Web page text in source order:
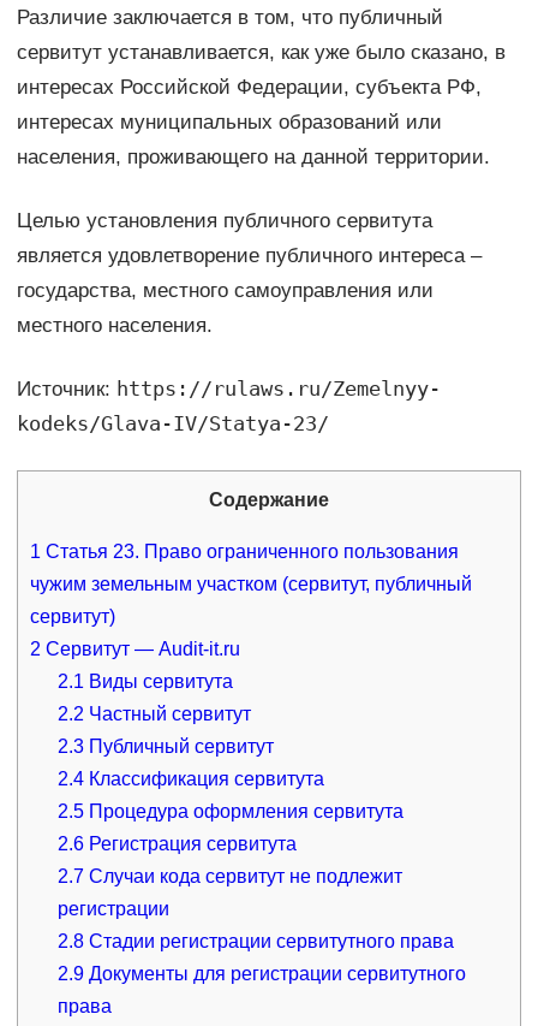
Различие заключается в том, что публичный
сервитут устанавливается, как уже было сказано, в
интересах Российской Федерации, субъекта РФ,
интересах муниципальных образований или
населения, проживающего на данной территории.
Целью установления публичного сервитута
является удовлетворение публичного интереса –
государства, местного самоуправления или
местного населения.
Источник: https://rulaws.ru/Zemelnyy-
kodeks/Glava-IV/Statya-23/
Содержание
1 Статья 23. Право ограниченного пользования
чужим земельным участком (сервитут, публичный
сервитут)
2 Сервитут — Audit-it.ru
2.1 Виды сервитута
2.2 Частный сервитут
2.3 Публичный сервитут
2.4 Классификация сервитута
2.5 Процедура оформления сервитута
2.6 Регистрация сервитута
2.7 Случаи кода сервитут не подлежит
регистрации
2.8 Стадии регистрации сервитутного права
2.9 Документы для регистрации сервитутного
права